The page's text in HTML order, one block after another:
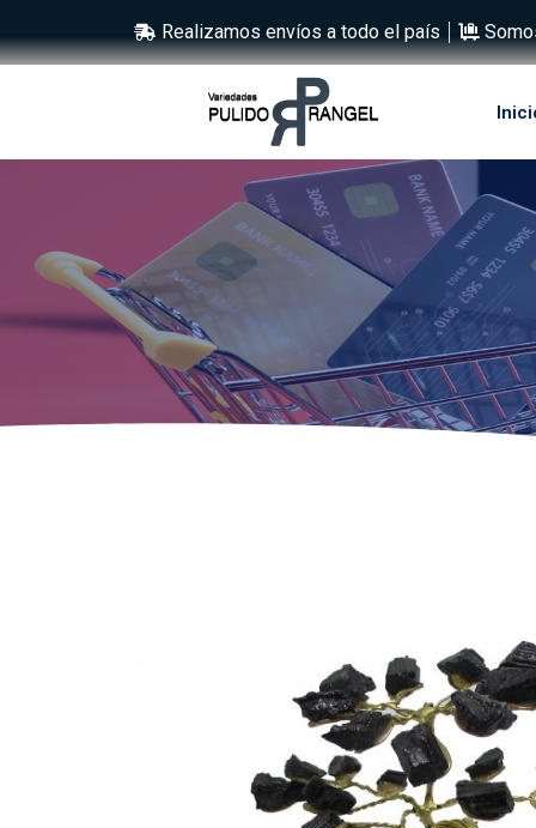
Realizamos envíos a todo el país